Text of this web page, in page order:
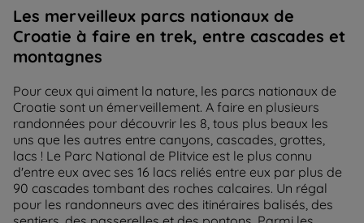
Les merveilleux parcs nationaux de
Croatie à faire en trek, entre cascades et
montagnes
Pour ceux qui aiment la nature, les parcs nationaux de
Croatie sont un émerveillement. A faire en plusieurs
randonnées pour découvrir les 8, tous plus beaux les
uns que les autres entre canyons, cascades, grottes,
lacs ! Le Parc National de Plitvice est le plus connu
d'entre eux avec ses 16 lacs reliés entre eux par plus de
90 cascades tombant des roches calcaires. Un régal
pour les randonneurs avec des itinéraires balisés, des